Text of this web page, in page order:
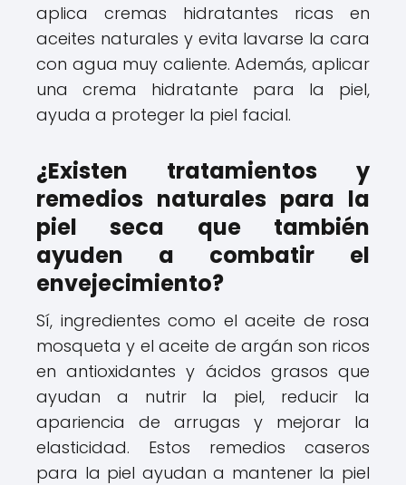
aplica cremas hidratantes ricas en
aceites naturales y evita lavarse la cara
con agua muy caliente. Además, aplicar
una crema hidratante para la piel,
ayuda a proteger la piel facial.
¿Existen tratamientos y
remedios naturales para la
piel seca que también
ayuden a combatir el
envejecimiento?
Sí, ingredientes como el aceite de rosa
mosqueta y el aceite de argán son ricos
en antioxidantes y ácidos grasos que
ayudan a nutrir la piel, reducir la
apariencia de arrugas y mejorar la
elasticidad. Estos remedios caseros
para la piel ayudan a mantener la piel